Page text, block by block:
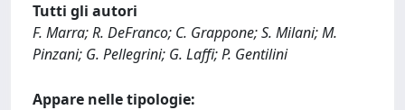
Tutti gli autori
F. Marra; R. DeFranco; C. Grappone; S. Milani; M.
Pinzani; G. Pellegrini; G. Laffi; P. Gentilini
Appare nelle tipologie: